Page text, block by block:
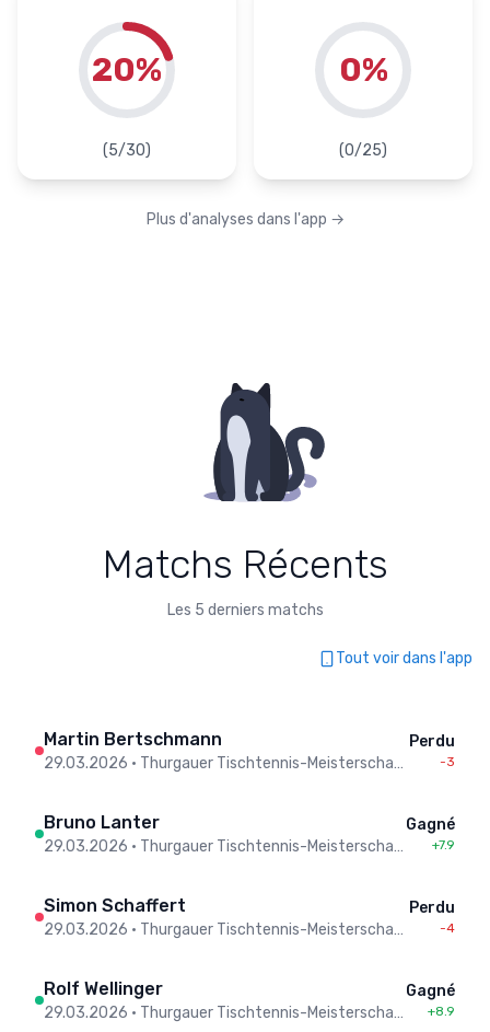
20%
(5/30)
0%
(0/25)
Plus d'analyses dans l'app →
Matchs Récents
Les 5 derniers matchs
Tout voir dans l'app
Martin Bertschmann
29.03.2026 • Thurgauer Tischtennis-Meisterschaften 2026 - Men
Perdu
-3
Bruno Lanter
29.03.2026 • Thurgauer Tischtennis-Meisterschaften 2026 - Men
Gagné
+7.9
Simon Schaffert
29.03.2026 • Thurgauer Tischtennis-Meisterschaften 2026 - Men
Perdu
-4
Rolf Wellinger
29.03.2026 • Thurgauer Tischtennis-Meisterschaften 2026 - Men
Gagné
+8.9